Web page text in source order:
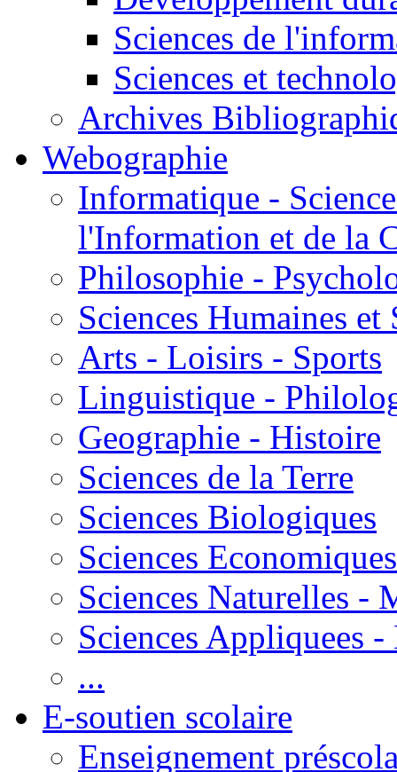
Sciences de
Sciences et
Archives
Webographie
Informatique -
l'Information et de la
Philosophie -
Sciences Humaines et
Arts - Loisirs - Sports
Linguistique -
Geographie - Histoire
Sciences de la Terre
Sciences Biologiques
Sciences Economiques
Sciences Naturelles -
Sciences Appliquees
...
E-soutien scolaire